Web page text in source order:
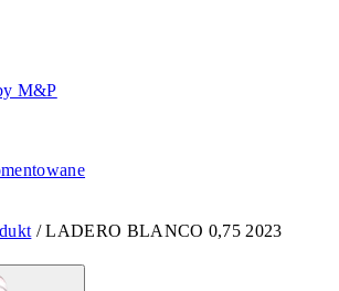
M&P
/LADERO BLANCO 0,75 2023